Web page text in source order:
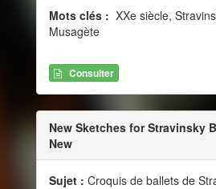
Mots clés : XXe siècle,
Musagète
Consulter
New Sketches for Stravinsky
New
Sujet : Croquis de ballets de